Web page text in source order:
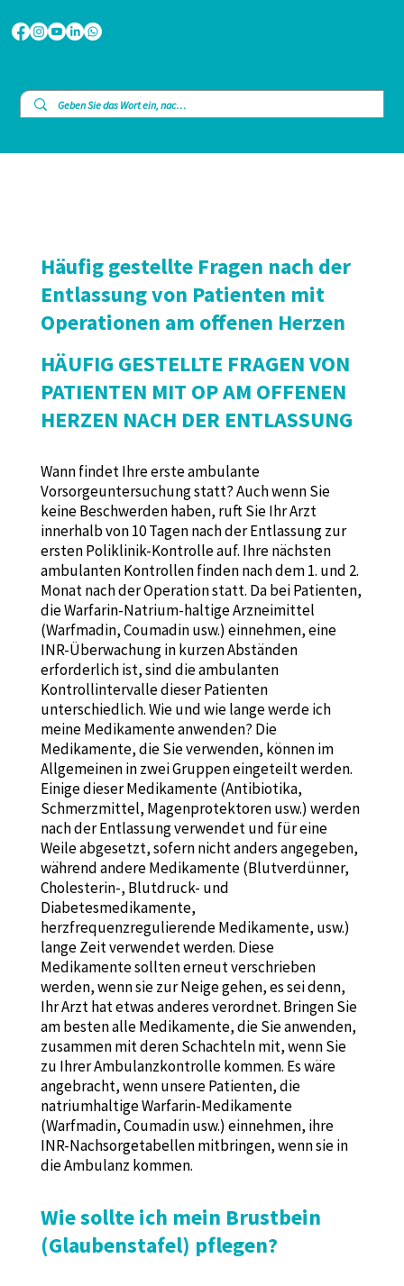
Häufig gestellte Fragen nach der
Entlassung von Patienten mit
Operationen am offenen Herzen
HÄUFIG GESTELLTE FRAGEN VON
PATIENTEN MIT OP AM OFFENEN
HERZEN NACH DER ENTLASSUNG
Wann findet Ihre erste ambulante
Vorsorgeuntersuchung statt? Auch wenn Sie
keine Beschwerden haben, ruft Sie Ihr Arzt
innerhalb von 10 Tagen nach der Entlassung zur
ersten Poliklinik-Kontrolle auf. Ihre nächsten
ambulanten Kontrollen finden nach dem 1. und 2.
Monat nach der Operation statt. Da bei Patienten,
die Warfarin-Natrium-haltige Arzneimittel
(Warfmadin, Coumadin usw.) einnehmen, eine
INR-Überwachung in kurzen Abständen
erforderlich ist, sind die ambulanten
Kontrollintervalle dieser Patienten
unterschiedlich. Wie und wie lange werde ich
meine Medikamente anwenden? Die
Medikamente, die Sie verwenden, können im
Allgemeinen in zwei Gruppen eingeteilt werden.
Einige dieser Medikamente (Antibiotika,
Schmerzmittel, Magenprotektoren usw.) werden
nach der Entlassung verwendet und für eine
Weile abgesetzt, sofern nicht anders angegeben,
während andere Medikamente (Blutverdünner,
Cholesterin-, Blutdruck- und
Diabetesmedikamente,
herzfrequenzregulierende Medikamente, usw.)
lange Zeit verwendet werden. Diese
Medikamente sollten erneut verschrieben
werden, wenn sie zur Neige gehen, es sei denn,
Ihr Arzt hat etwas anderes verordnet. Bringen Sie
am besten alle Medikamente, die Sie anwenden,
zusammen mit deren Schachteln mit, wenn Sie
zu Ihrer Ambulanzkontrolle kommen. Es wäre
angebracht, wenn unsere Patienten, die
natriumhaltige Warfarin-Medikamente
(Warfmadin, Coumadin usw.) einnehmen, ihre
INR-Nachsorgetabellen mitbringen, wenn sie in
die Ambulanz kommen.
Wie sollte ich mein Brustbein
(Glaubenstafel) pflegen?